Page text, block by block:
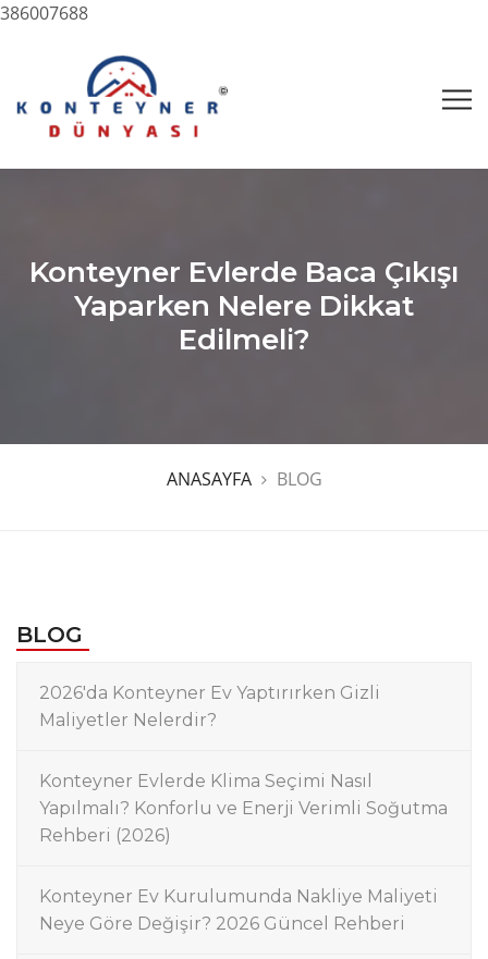
386007688
Konteyner Evlerde Baca Çıkışı
Yaparken Nelere Dikkat
Edilmeli?
ANASAYFA BLOG
BLOG
2026'da Konteyner Ev Yaptırırken Gizli
Maliyetler Nelerdir?
Konteyner Evlerde Klima Seçimi Nasıl
Yapılmalı? Konforlu ve Enerji Verimli Soğutma
Rehberi (2026)
Konteyner Ev Kurulumunda Nakliye Maliyeti
Neye Göre Değişir? 2026 Güncel Rehberi